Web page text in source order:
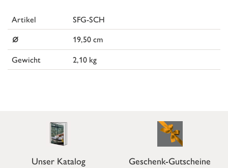
Artikel SFG-SCH
⌀
19,50 cm
Gewicht
2,10 kg
Unser Katalog Geschenk-Gutscheine